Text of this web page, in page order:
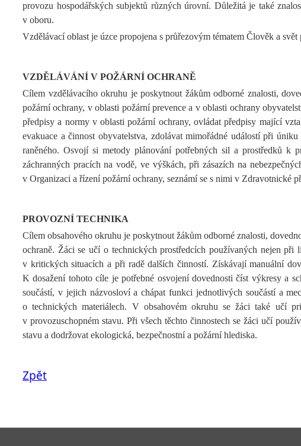
provozu hospodářských subjektů různých úrovní. Důležitá je také
v oboru.
Vzdělávací oblast je úzce propojena s průřezovým tématem Člověk a
VZDĚLÁVÁNÍ V POŽÁRNÍ OCHRANĚ
Cílem vzdělávacího okruhu je poskytnout žákům odborné znalosti,
požární ochrany, v oblasti požární prevence a v oblasti ochrany
předpisy a normy v oblasti požární ochrany, ovládat předpisy mající
evakuace a činnost obyvatelstva, zdolávat mimořádné událostí při
raněného. Osvojí si metody plánování potřebných sil a prostředků k
záchranných pracích na vodě, ve výškách, při zásazích na
v Organizaci a řízení požární ochrany, seznámí se s nimi v Zdravotnické
PROVOZNÍ TECHNIKA
Cílem obsahového okruhu je poskytnout žákům odborné znalosti,
ochraně. Žáci se učí o technických prostředcích používaných nejen
v kritických situacích a při radě dalších činností. Získávají manuální
K dosažení tohoto cíle je potřebné osvojení dovednosti číst výkresy a
součástí, v jejich názvosloví a chápat funkci jednotlivých součástí a
o technických materiálech. V obsahovém okruhu se žáci také učí
v provozuschopném stavu. Při všech těchto činnostech se žáci učí
stavu a dodržovat ekologická, bezpečnostní a požární hlediska.
Zpět